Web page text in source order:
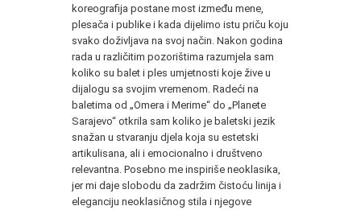
koreografija postane most između mene,
plesača i publike i kada dijelimo istu priču koju
svako doživljava na svoj način. Nakon godina
rada u različitim pozorištima razumjela sam
koliko su balet i ples umjetnosti koje žive u
dijalogu sa svojim vremenom. Radeći na
baletima od „Omera i Merime“ do „Planete
Sarajevo“ otkrila sam koliko je baletski jezik
snažan u stvaranju djela koja su estetski
artikulisana, ali i emocionalno i društveno
relevantna. Posebno me inspiriše neoklasika,
jer mi daje slobodu da zadržim čistoću linija i
eleganciju neoklasičnog stila i njegove